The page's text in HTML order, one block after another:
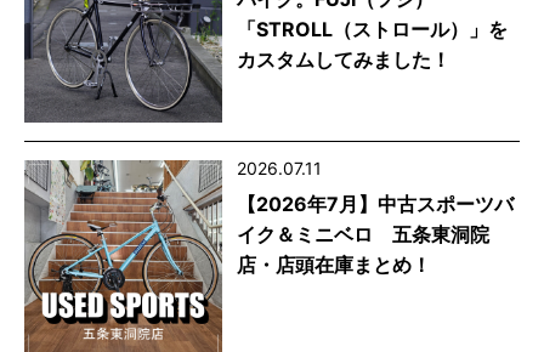
「STROLL（ストロール）」を
カスタムしてみました！
2026.07.11
【2026年7月】中古スポーツバ
イク＆ミニベロ 五条東洞院
店・店頭在庫まとめ！